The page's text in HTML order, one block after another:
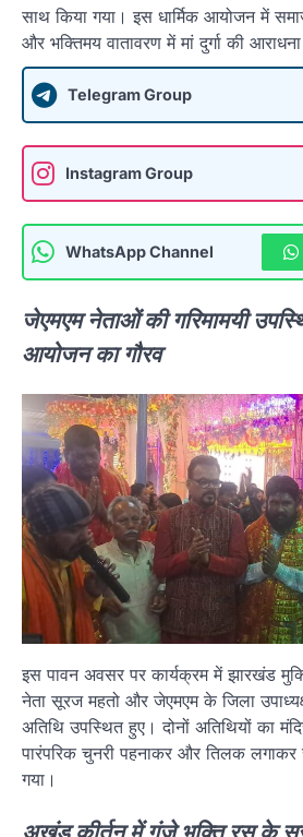
साथ किया गया। इस धार्मिक आयोजन में
और भक्तिमय वातावरण में मां दुर्गा की
Telegram Group
Instagram Group
WhatsApp Channel
जेएमएम नेताओं की गरिमामयी
आयोजन का गौरव
इस पावन अवसर पर कार्यक्रम में झारखंड
नेता सूरज महतो और जेएमएम के जिला
अतिथि उपस्थित हुए। दोनों अतिथियों का
पारंपरिक चुनरी पहनाकर और तिलक लगाकर
गया।